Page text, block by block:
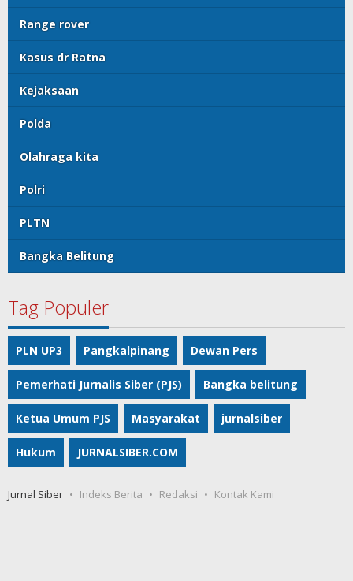
Range rover
Kasus dr Ratna
Kejaksaan
Polda
Olahraga kita
Polri
PLTN
Bangka Belitung
Tag Populer
PLN UP3 Pangkalpinang Dewan Pers
Pemerhati Jurnalis Siber (PJS) Bangka belitung
Ketua Umum PJS Masyarakat jurnalsiber
Hukum JURNALSIBER.COM
Jurnal Siber Indeks Berita Redaksi Kontak Kami